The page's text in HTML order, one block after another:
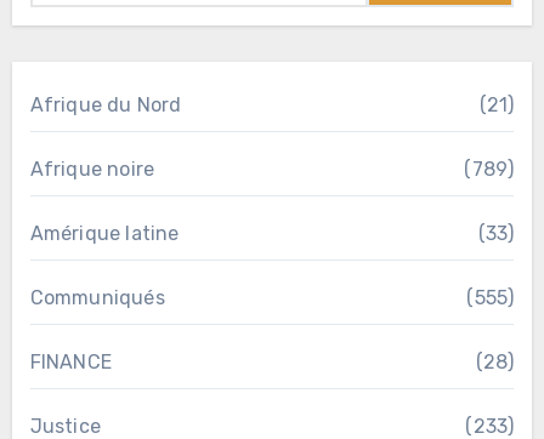
Afrique du Nord (21)
Afrique noire (789)
Amérique latine (33)
Communiqués (555)
FINANCE (28)
Justice (233)